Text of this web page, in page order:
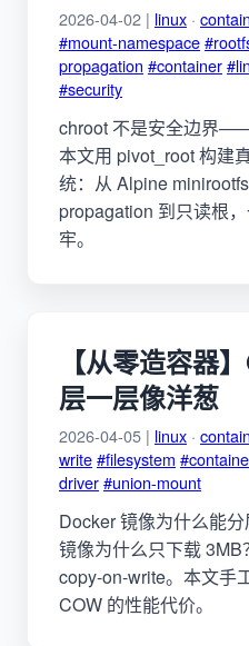
2026-04-02 | linux ·
#mount-namespace
propagation #container
#security
chroot 不是安全边界
本文用 pivot_root 构建
统：从 Alpine
propagation 到只读根
牢。
【从零造容器
层一层像洋葱
2026-04-05 | linux ·
write#filesystem
driver#union-mount
Docker 镜像为什么能
镜像为什么只下载
copy-on-write。本文手
COW 的性能代价。